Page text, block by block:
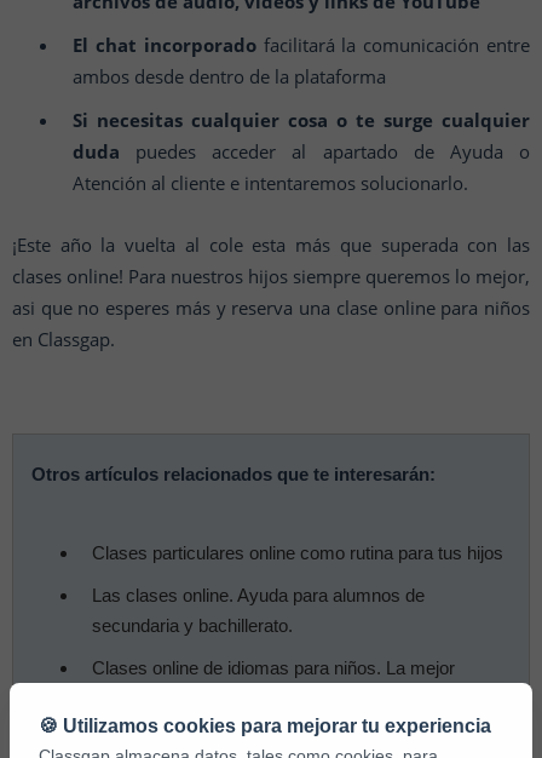
El chat incorporadofacilitará la comunicación entre
ambos desde dentro de la plataforma
Si necesitas cualquier cosa o te surge cualquier
duda puedes acceder al apartado de Ayuda o
Atención al cliente e intentaremos solucionarlo.
¡Este año la vuelta al cole esta más que superada con las
clases online! Para nuestros hijos siempre queremos lo mejor,
asi que no esperes más y reserva una clase online para niños
en Classgap.
Otros artículos relacionados que te interesarán:
Clases particulares online como rutina para tus hijos
Las clases online. Ayuda para alumnos de
secundaria y bachillerato.
Clases online de idiomas para niños. La mejor
Cómo preparar la vuelta cole con clases online
🍪 Utilizamos cookies para mejorar tu experiencia